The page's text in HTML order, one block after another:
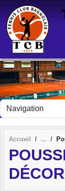
Accueil
Panneau de